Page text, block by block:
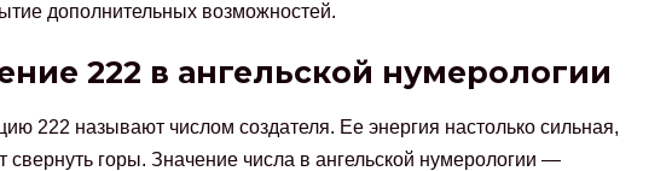
дополнительных возможностей.
222 в ангельской нумерологии
222 называют числом создателя. Ее энергия настолько сильная,
свернуть горы. Значение числа в ангельской нумерологии —